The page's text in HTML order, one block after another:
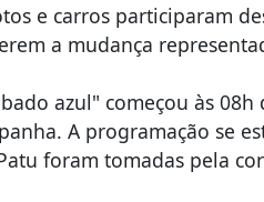
e carros participaram
a mudança
azul" começou às
A programação se
foram tomadas pela